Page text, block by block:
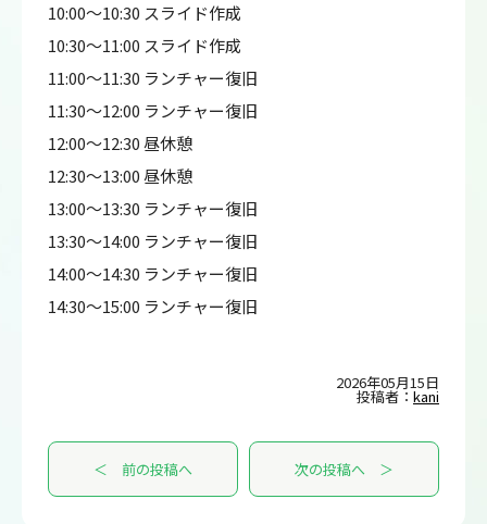
10:00～10:30 スライド作成
10:30～11:00 スライド作成
11:00～11:30 ランチャー復旧
11:30～12:00 ランチャー復旧
12:00～12:30 昼休憩
12:30～13:00 昼休憩
13:00～13:30 ランチャー復旧
13:30～14:00 ランチャー復旧
14:00～14:30 ランチャー復旧
14:30～15:00 ランチャー復旧
2026年05月15日
投稿者： kani
＜ 前の投稿へ 次の投稿へ ＞